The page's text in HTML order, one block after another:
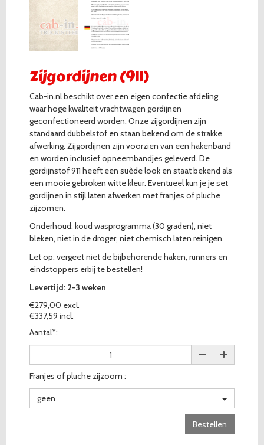
Zijgordijnen (911)
Cab-in.nl beschikt over een eigen confectie afdeling
waar hoge kwaliteit vrachtwagen gordijnen
geconfectioneerd worden. Onze zijgordijnen zijn
standaard dubbelstof en staan bekend om de strakke
afwerking. Zijgordijnen zijn voorzien van een hakenband
en worden inclusief opneembandjes geleverd. De
gordijnstof 911 heeft een suède look en staat bekend als
een mooie gebroken witte kleur. Eventueel kun je je set
gordijnen in stijl laten afwerken met franjes of pluche
zijzomen.
Onderhoud: koud wasprogramma (30 graden), niet
bleken, niet in de droger, niet chemisch laten reinigen.
Let op: vergeet niet de bijbehorende haken, runners en
eindstoppers erbij te bestellen!
Levertijd: 2-3 weken
€279,00 excl.
€337,59 incl.
Aantal*:
Franjes of pluche zijzoom :
geen
Bestellen